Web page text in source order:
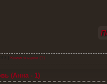
Комментарии (1)
(Анна - 1)